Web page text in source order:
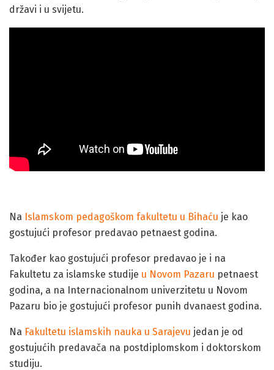
državi i u svijetu.
Na Islamskom pedagoškom fakultetu u Bihaću je kao
gostujući profesor predavao petnaest godina.
Također kao gostujući profesor predavao je i na
Fakultetu za islamske studije u Novom Pazaru petnaest
godina, a na Internacionalnom univerzitetu u Novom
Pazaru bio je gostujući profesor punih dvanaest godina.
Na Fakultetu islamskih nauka u Sarajevu jedan je od
gostujućih predavača na postdiplomskom i doktorskom
studiju.